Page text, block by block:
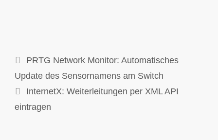
PRTG Network Monitor: Automatisches
Update des Sensornamens am Switch
InternetX: Weiterleitungen per XML API
eintragen